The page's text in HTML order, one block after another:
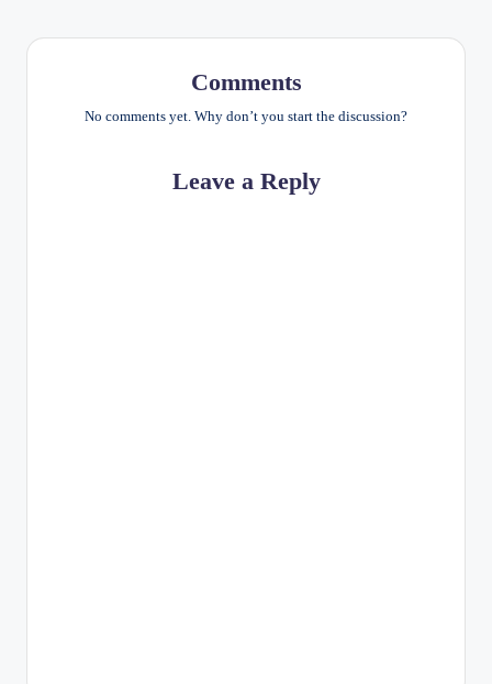
Comments
No comments yet. Why don’t you start the discussion?
Leave a Reply